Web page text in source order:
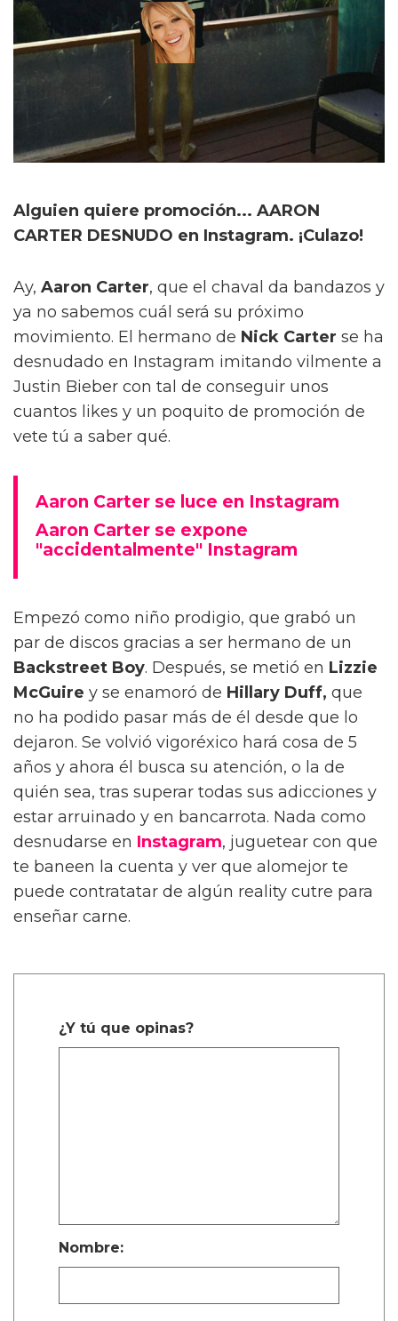
Alguien quiere promoción... AARON
CARTER DESNUDO en Instagram. ¡Culazo!
Ay, Aaron Carter, que el chaval da bandazos y
ya no sabemos cuál será su próximo
movimiento. El hermano de Nick Carter se ha
desnudado en Instagram imitando vilmente a
Justin Bieber con tal de conseguir unos
cuantos likes y un poquito de promoción de
vete tú a saber qué.
Aaron Carter se luce en Instagram
Aaron Carter se expone
"accidentalmente" Instagram
Empezó como niño prodigio, que grabó un
par de discos gracias a ser hermano de un
Backstreet Boy. Después, se metió en Lizzie
McGuire y se enamoró de Hillary Duff, que
no ha podido pasar más de él desde que lo
dejaron. Se volvió vigoréxico hará cosa de 5
años y ahora él busca su atención, o la de
quién sea, tras superar todas sus adicciones y
estar arruinado y en bancarrota. Nada como
desnudarse en Instagram, juguetear con que
te baneen la cuenta y ver que alomejor te
puede contratatar de algún reality cutre para
enseñar carne.
¿Y tú que opinas?
Nombre: